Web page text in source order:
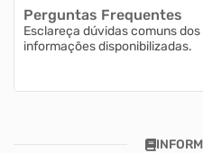
Perguntas Frequentes
Esclareça dúvidas comuns
informações disponibilizadas.